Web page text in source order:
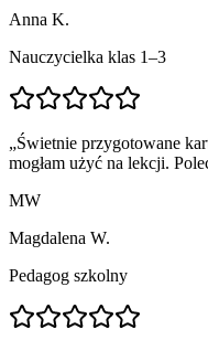
Anna K.
Nauczycielka klas 1–3
„Świetnie przygotowane
mogłam użyć na lekcji.
MW
Magdalena W.
Pedagog szkolny